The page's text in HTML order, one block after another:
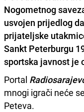
Nogometnog
usvojen prijedlog
prijateljske
Sankt Peterburgu
sportska javnost je
Portal
mnogi igrači neće
Peteva.